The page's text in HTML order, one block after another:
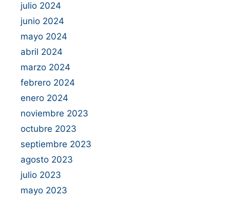
julio 2024
junio 2024
mayo 2024
abril 2024
marzo 2024
febrero 2024
enero 2024
noviembre 2023
octubre 2023
septiembre 2023
agosto 2023
julio 2023
mayo 2023